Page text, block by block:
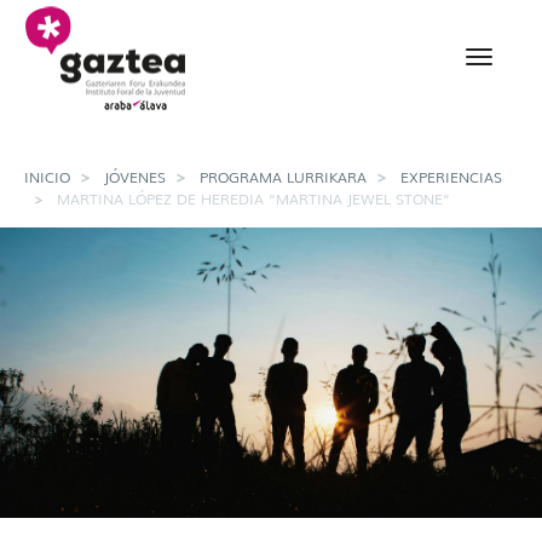
Saltar al contenido principal
Martina López de
INICIO JÓVENES PROGRAMA LURRIKARA
EXPERIENCIAS
MARTINA LÓPEZ DE HEREDIA “MARTINA JEWEL STONE”